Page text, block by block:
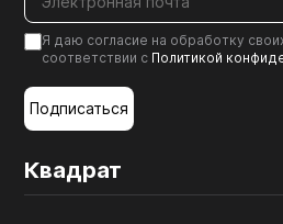
Квадрат
Я даю согласие на обработку
соответствии с Политикой
Подписаться